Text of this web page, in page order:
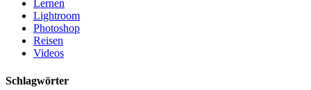
Lernen
Lightroom
Photoshop
Reisen
Videos
Schlagwörter